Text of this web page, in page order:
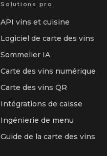
Solutions pro
API vins et cuisine
Logiciel de carte des vins
Sommelier IA
Carte des vins numérique
Carte des vins QR
Intégrations de caisse
Ingénierie de menu
Guide de la carte des vins